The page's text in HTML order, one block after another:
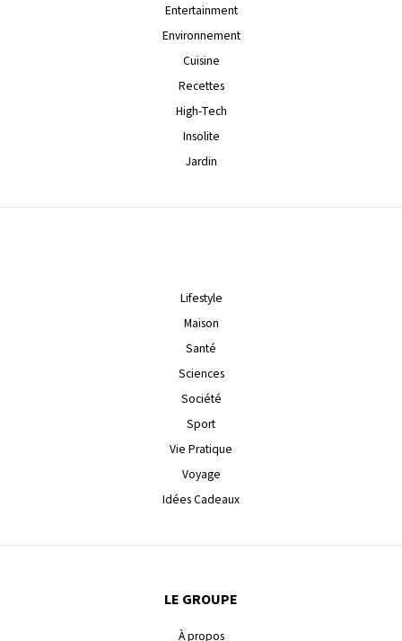
Entertainment
Environnement
Cuisine
Recettes
High-Tech
Insolite
Jardin
Lifestyle
Maison
Santé
Sciences
Société
Sport
Vie Pratique
Voyage
Idées Cadeaux
LE GROUPE
À propos